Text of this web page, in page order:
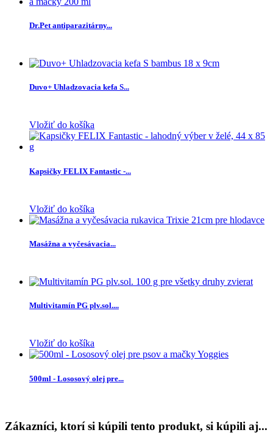
Dr.Pet antiparazitárny...
Duvo+ Uhladzovacia kefa S...
Vložiť do košíka
Kapsičky FELIX Fantastic -...
Vložiť do košíka
Masážna a vyčesávacia...
Multivitamín PG plv.sol....
Vložiť do košíka
500ml - Lososový olej pre...
Zákazníci, ktorí si kúpili tento produkt, si kúpili aj...